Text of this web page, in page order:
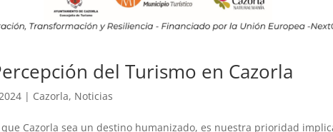
del Turismo en Cazorla
| Cazorla, Noticias
Cazorla sea un destino humanizado, es nuestra prioridad